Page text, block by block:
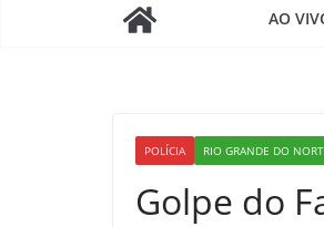
AO
POLÍCIA RIO GRANDE DO
Golpe do